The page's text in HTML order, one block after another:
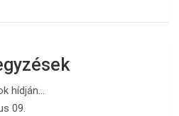
hídján…
09.